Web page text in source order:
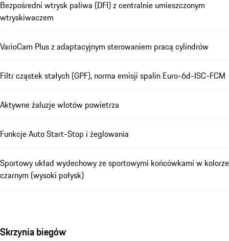
Bezpośredni wtrysk paliwa (DFI) z centralnie umieszczonym
wtryskiwaczem
VarioCam Plus z adaptacyjnym sterowaniem pracą cylindrów
Filtr cząstek stałych (GPF), norma emisji spalin Euro-6d-ISC-FCM
Aktywne żaluzje wlotów powietrza
Funkcje Auto Start-Stop i żeglowania
Sportowy układ wydechowy ze sportowymi końcówkami w kolorze
czarnym (wysoki połysk)
Skrzynia biegów